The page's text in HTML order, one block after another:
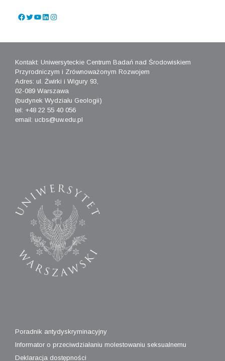
Facebook
Twitter
YouTube
LinkedIn
Instagram
Kontakt: Uniwersyteckie Centrum Badań nad Środowiskiem
Przyrodniczym i Zrównoważonym Rozwojem
Adres: ul. Żwirki i Wigury 93,
02-089 Warszawa
(budynek Wydziału Geologii)
tel: +48 22 55 40 056
email: ucbs@uw.edu.pl
Poradnik antydyskryminacyjny
Informator o przeciwdziałaniu molestowaniu seksualnemu
Deklaracja dostępności